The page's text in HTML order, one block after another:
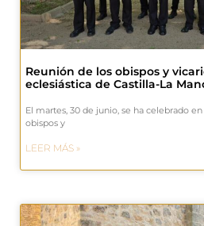
Reunión de los obispos y
eclesiástica de Castilla-La
El martes, 30 de junio, se ha celebrado
obispos y
LEER MÁS »